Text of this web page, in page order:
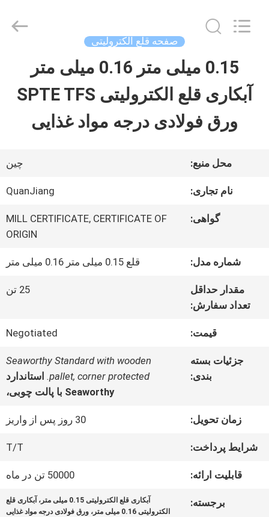
صفحه
اصلی
درباره
کارخانه
کیفیت
METAL
Reserved.
صفحه قلع الکترولیتی
0.15 میلی متر 0.16 میلی متر
آبکاری قلع الکترولیتی SPTE TFS
ورق فولادی درجه مواد غذایی
محل منبع: چین
نام تجاری: QuanJiang
گواهی:
MILL CERTIFICATE, CERTIFICATE OF
ORIGIN
شماره مدل: قلع 0.15 میلی متر 0.16 میلی متر
مقدار حداقل
تعداد سفارش:
25 تن
قیمت: Negotiated
جزئیات بسته
بندی:
Seaworthy Standard with wooden
pallet, corner protected.
استاندارد
Seaworthy با پالت چوبی،
زمان تحویل: 30 روز پس از واریز
شرایط پرداخت: T/T
قابلیت ارائه: 50000 تن در ماه
برجسته:
آبکاری قلع الکترولیتی 0.15 میلی متر، آبکاری قلع
الکترولیتی 0.16 میلی متر، ورق فولادی درجه مواد غذایی